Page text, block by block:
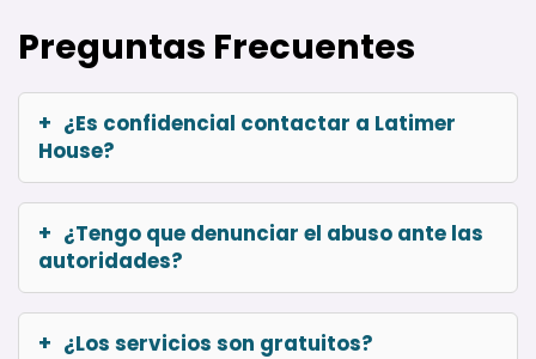
Preguntas Frecuentes
¿Es confidencial contactar a Latimer
House?
¿Tengo que denunciar el abuso ante las
autoridades?
¿Los servicios son gratuitos?